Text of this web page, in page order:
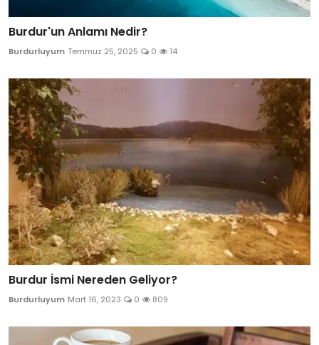
Burdur'un Anlamı Nedir?
Burdurluyum Temmuz 25, 2025 0 14
Burdur İsmi Nereden Geliyor?
Burdurluyum Mart 16, 2023 0 809